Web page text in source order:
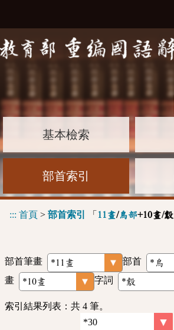
基本檢索
部首索引
::: 首頁 > 部首索引 「 11畫/鳥部+10畫/鷇
部首筆畫 部首
畫
字詞
索引結果列表：共 4 筆。